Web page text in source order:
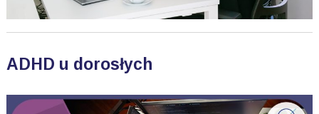
ADHD u dorosłych